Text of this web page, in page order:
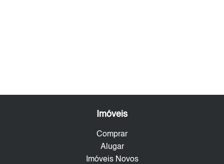
Imóveis
Comprar
Alugar
Imóveis Novos